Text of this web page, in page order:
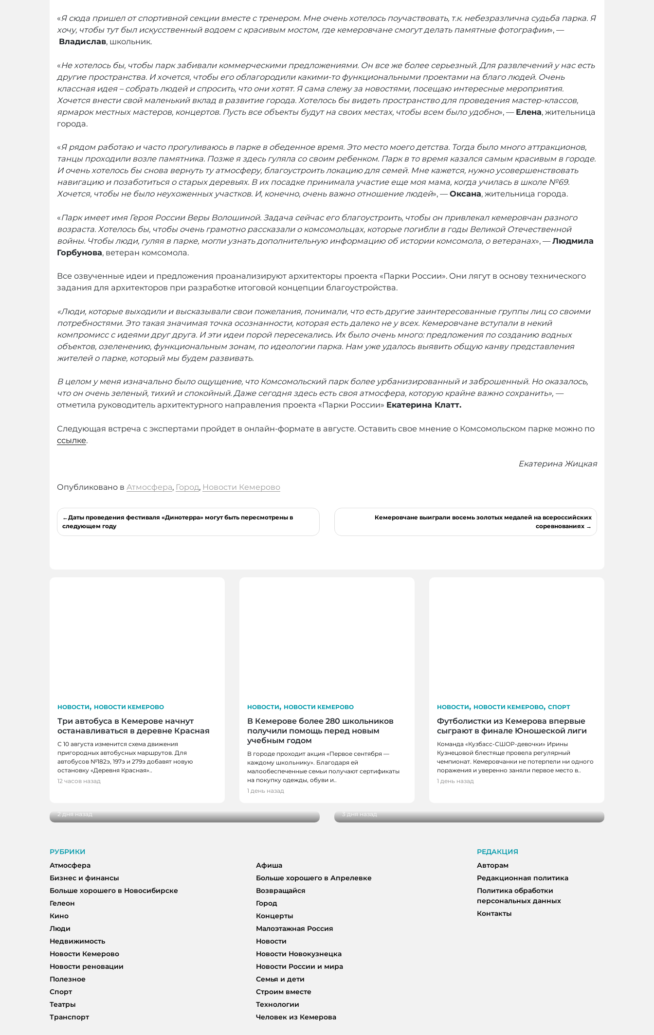
«Я сюда пришел от спортивной секции вместе с тренером. Мне очень хотелось поучаствовать, т.к. небезразлична судьба парка. Я
хочу, чтобы тут был искусственный водоем с красивым мостом, где кемеровчане смогут делать памятные фотографии», —
Владислав, школьник.
«Не хотелось бы, чтобы парк забивали коммерческими предложениями. Он все же более серьезный. Для развлечений у нас есть
другие пространства. И хочется, чтобы его облагородили какими-то функциональными проектами на благо людей. Очень
классная идея – собрать людей и спросить, что они хотят. Я сама слежу за новостями, посещаю интересные мероприятия.
Хочется внести свой маленький вклад в развитие города. Хотелось бы видеть пространство для проведения мастер-классов,
ярмарок местных мастеров, концертов. Пусть все объекты будут на своих местах, чтобы всем было удобно», — Елена, жительница
города.
«Я рядом работаю и часто прогуливаюсь в парке в обеденное время. Это место моего детства. Тогда было много аттракционов,
танцы проходили возле памятника. Позже я здесь гуляла со своим ребенком. Парк в то время казался самым красивым в городе.
И очень хотелось бы снова вернуть ту атмосферу, благоустроить локацию для семей. Мне кажется, нужно усовершенствовать
навигацию и позаботиться о старых деревьях. В их посадке принимала участие еще моя мама, когда училась в школе №69.
Хочется, чтобы не было неухоженных участков. И, конечно, очень важно отношение людей», —Оксана, жительница города.
«Парк имеет имя Героя России Веры Волошиной. Задача сейчас его благоустроить, чтобы он привлекал кемеровчан разного
возраста. Хотелось бы, чтобы очень грамотно рассказали о комсомольцах, которые погибли в годы Великой Отечественной
войны. Чтобы люди, гуляя в парке, могли узнать дополнительную информацию об истории комсомола, о ветеранах», —Людмила
Горбунова, ветеран комсомола.
Все озвученные идеи и предложения проанализируют архитекторы проекта «Парки России». Они лягут в основу технического
задания для архитекторов при разработке итоговой концепции благоустройства.
«Люди, которые выходили и высказывали свои пожелания, понимали, что есть другие заинтересованные группы лиц со своими
потребностями. Это такая значимая точка осознанности, которая есть далеко не у всех. Кемеровчане вступали в некий
компромисс с идеями друг друга. И эти идеи порой пересекались. Их было очень много: предложения по созданию водных
объектов, озеленению, функциональным зонам, по идеологии парка. Нам уже удалось выявить общую канву представления
жителей о парке, который мы будем развивать.
В целом у меня изначально было ощущение, что Комсомольский парк более урбанизированный и заброшенный. Но оказалось,
что он очень зеленый, тихий и спокойный. Даже сегодня здесь есть своя атмосфера, которую крайне важно сохранить», —
отметила руководитель архитектурного направления проекта «Парки России» Екатерина Клатт.
Следующая встреча с экспертами пройдет в онлайн-формате в августе. Оставить свое мнение о Комсомольском парке можно по
ссылке.
Екатерина Жицкая
Опубликовано в Атмосфера, Город, Новости Кемерово
Навигация
по
Даты проведения фестиваля «Динотерра» могут быть пересмотрены в
следующем году
Кемеровчане выиграли восемь золотых медалей на всероссийских
соревнованиях
НОВОСТИ, НОВОСТИ КЕМЕРОВО
Три автобуса в Кемерове начнут
останавливаться в деревне Красная
С 10 августа изменится схема движения
пригородных автобусных маршрутов. Для
автобусов №182э, 197э и 279э добавят новую
остановку «Деревня Красная»..
12 часов назад
НОВОСТИ, НОВОСТИ КЕМЕРОВО
В Кемерове более 280 школьников
получили помощь перед новым
учебным годом
В городе проходит акция «Первое сентября —
каждому школьнику». Благодаря ей
малообеспеченные семьи получают сертификаты
на покупку одежды, обуви и..
1 день назад
НОВОСТИ, НОВОСТИ КЕМЕРОВО, СПОРТ
Футболистки из Кемерова впервые
сыграют в финале Юношеской лиги
Команда «Кузбасс-СШОР-девочки» Ирины
Кузнецовой блестяще провела регулярный
чемпионат. Кемеровчанки не потерпели ни одного
поражения и уверенно заняли первое место в..
1 день назад
НОВОСТИ, НОВОСТИ КЕМЕРОВО
В Кемерове выбрали лучшую практику благоустройства от
2 дня назад
НОВОСТИ, НОВОСТИ КЕМЕРОВО, НОВОСТИ
НОВОКУЗНЕЦКА
3 дня назад
РУБРИКИ
Атмосфера
Афиша
Бизнес и финансы
Больше хорошего в Апрелевке
Больше хорошего в Новосибирске
Возвращайся
Гелеон
Город
Кино
Концерты
Люди
Малоэтажная Россия
Недвижимость
Новости
Новости Кемерово
Новости Новокузнецка
Новости реновации
Новости России и мира
Полезное
Семья и дети
Спорт
Строим вместе
Театры
Технологии
Транспорт
Человек из Кемерова
РЕДАКЦИЯ
Авторам
Редакционная политика
Политика обработки
персональных данных
Контакты